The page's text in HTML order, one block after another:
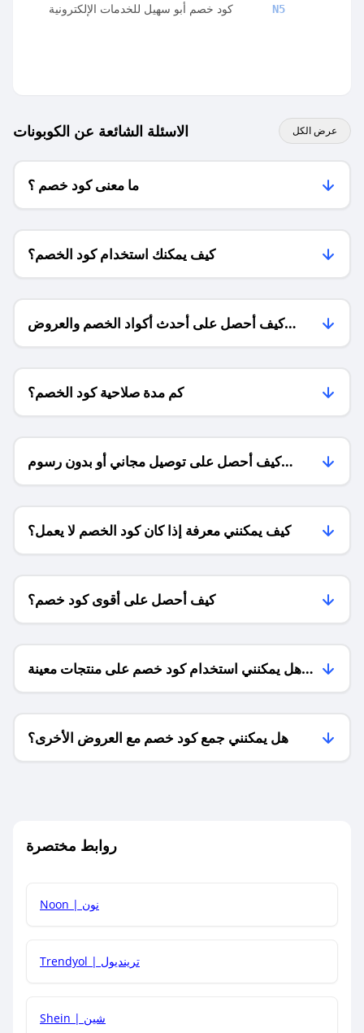
كود خصم أبو سهيل للخدمات الإلكترونية N5
الاسئلة الشائعة عن الكوبونات عرض الكل
ما معنى كود خصم ؟
كيف يمكنك استخدام كود الخصم؟
كيف أحصل على أحدث أكواد الخصم والعروض
للمتاجر؟
كم مدة صلاحية كود الخصم؟
كيف أحصل على توصيل مجاني أو بدون رسوم
الشحن ؟
كيف يمكنني معرفة إذا كان كود الخصم لا يعمل؟
كيف أحصل على أقوى كود خصم؟
هل يمكنني استخدام كود خصم على منتجات معينة
فقط؟
هل يمكنني جمع كود خصم مع العروض الأخرى؟
كم مدة صلاحية كود الخصم؟
روابط مختصرة
Noon | نون
Trendyol | ترينديول
Shein | شين